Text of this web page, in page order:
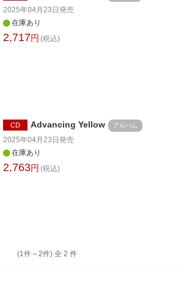
2025年04月23日 発売
在庫あり
2,717円 (税込)
CD Advancing Yellow アルバム
2025年04月23日 発売
在庫あり
2,763円 (税込)
(1件～2件) 全 2 件